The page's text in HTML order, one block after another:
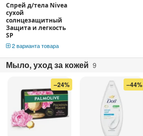
Спрей д/тела Nivea
сухой
солнцезащитный
Защита и легкость
SP
2 варианта товара
Мыло, уход за кожей 9
–24% –44%